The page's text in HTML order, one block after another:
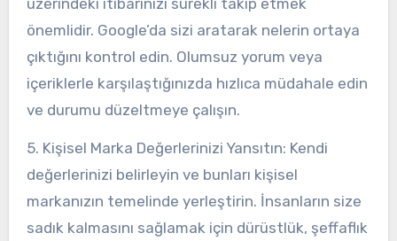
üzerindeki itibarınızı sürekli takip etmek
önemlidir. Google’da sizi aratarak nelerin ortaya
çıktığını kontrol edin. Olumsuz yorum veya
içeriklerle karşılaştığınızda hızlıca müdahale edin
ve durumu düzeltmeye çalışın.
5. Kişisel Marka Değerlerinizi Yansıtın: Kendi
değerlerinizi belirleyin ve bunları kişisel
markanızın temelinde yerleştirin. İnsanların size
sadık kalmasını sağlamak için dürüstlük, şeffaflık